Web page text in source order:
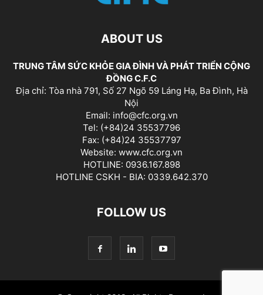
ABOUT US
TRUNG TÂM SỨC KHỎE GIA ĐÌNH VÀ PHÁT TRIỂN CỘNG
ĐỒNG C.F.C
Địa chỉ: Tòa nhà 791, Số 27 Ngõ 59 Láng Hạ, Ba Đình, Hà
Nội
Email: info@cfc.org.vn
Tel: (+84)24 35537796
Fax: (+84)24 35537797
Website: www.cfc.org.vn
HOTLINE: 0936.167.898
HOTLINE CSKH - BIA: 0339.642.370
FOLLOW US